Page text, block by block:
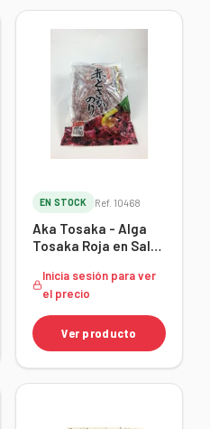
EN STOCK Ref. 10468
Aka Tosaka - Alga
Tosaka Roja en Sal
Inicia sesión para ver
el precio
Ver producto